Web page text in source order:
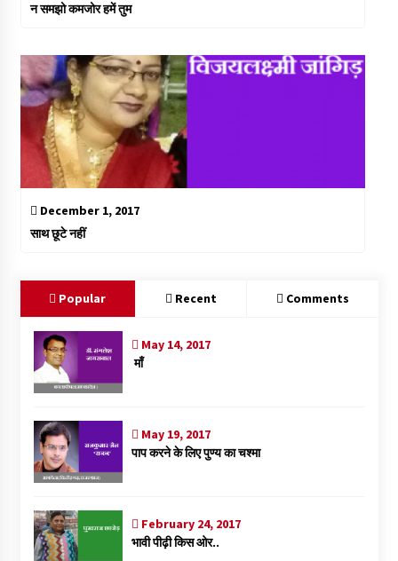
न समझो कमजोर हमें तुम
December 1, 2017
साथ छूटे नहीं
Popular Recent Comments
May 14, 2017
माँ
May 19, 2017
पाप करने के लिए पुण्य का चश्मा
February 24, 2017
भावी पीढ़ी किस ओर..